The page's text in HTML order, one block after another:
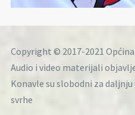
Copyright © 2017-2021
Audio i video materijali
Konavle su slobodni za
svrhe